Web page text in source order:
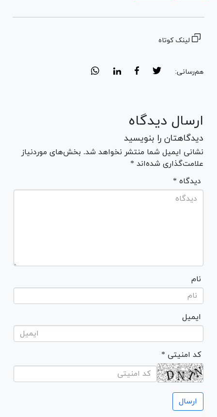
لینک کوتاه
هم‌رسانی:
ارسال دیدگاه
دیدگاهتان را بنویسید
نشانی ایمیل شما منتشر نخواهد شد. بخش‌های موردنیاز
علامت‌گذاری شده‌اند *
* دیدگاه
نام
ایمیل
* کد امنیتی